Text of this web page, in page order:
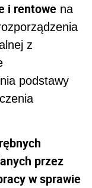
i rentowena
z
podstawy
przez
w sprawie